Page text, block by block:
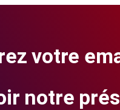
votre
notre